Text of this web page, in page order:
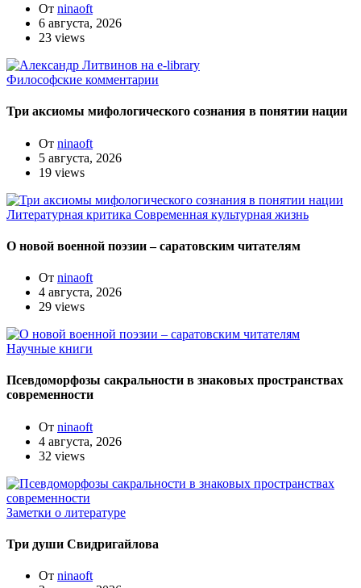
От ninaoft
6 августа, 2026
23 views
Философские комментарии
Три аксиомы мифологического сознания в понятии нации
От ninaoft
5 августа, 2026
19 views
Литературная критика Современная культурная жизнь
О новой военной поэзии – саратовским читателям
От ninaoft
4 августа, 2026
29 views
Научные книги
Псевдоморфозы сакральности в знаковых пространствах
современности
От ninaoft
4 августа, 2026
32 views
Заметки о литературе
Три души Свидригайлова
От ninaoft